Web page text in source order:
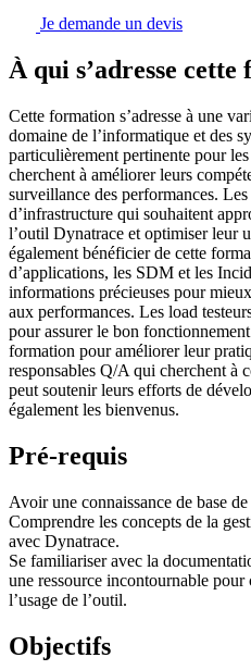
Je demande un devis
À qui s’adresse
Cette formation s’adresse à une
domaine de l’informatique et des
particulièrement pertinente pour
cherchent à améliorer leurs
surveillance des performances.
d’infrastructure qui souhaitent
l’outil Dynatrace et optimiser leur
également bénéficier de cette
d’applications, les SDM et les
informations précieuses pour
aux performances. Les load
pour assurer le bon
formation pour améliorer leur
responsables Q/A qui cherchent à
peut soutenir leurs efforts de
également les bienvenus.
Pré-requis
Avoir une connaissance de base
Comprendre les concepts de la
avec Dynatrace.
Se familiariser avec la
une ressource incontournable
l’usage de l’outil.
Objectifs